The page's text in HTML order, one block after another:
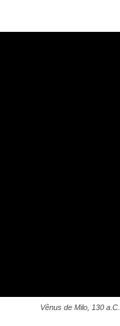
Vênus de Milo, 130 a.C.